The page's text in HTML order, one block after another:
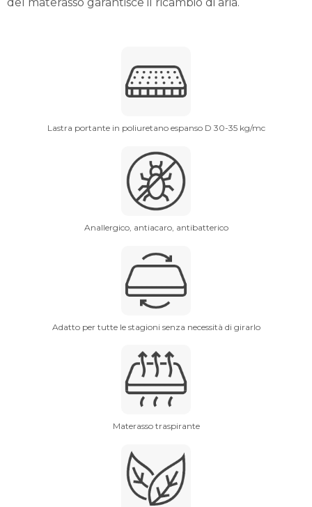
del materasso garantisce il ricambio di aria.
Lastra portante in poliuretano espanso D 30-35 kg/mc
Anallergico, antiacaro, antibatterico
Adatto per tutte le stagioni senza necessità di girarlo
Materasso traspirante